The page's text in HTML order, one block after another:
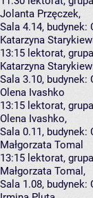
Jolanta Przęczek,
Sala 4.14, budynek:
Katarzyna
13:15 lektorat,
Katarzyna
Sala 3.10, budynek:
Olena Ivashko
13:15 lektorat,
Olena Ivashko,
Sala 0.11, budynek:
Małgorzata Tomal
13:15 lektorat,
Małgorzata Tomal ,
Sala 1.08, budynek: